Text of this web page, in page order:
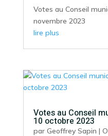
Votes au Conseil
novembre 2023
lire plus
Votes au Conseil
10 octobre 2023
par Geoffrey Sapin |